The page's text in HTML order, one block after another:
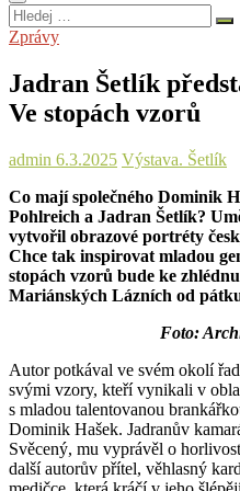
Hledej
…
Zprávy
Jadran Šetlík
Ve stopách vzorů
admin 6.3.2025 Výstava. Šetlík
Co mají společného Dominik
Pohlreich a Jadran Šetlík?
vytvořil obrazové portréty
Chce tak inspirovat mladou
stopách vzorů bude ke
Mariánských Lázních od
Foto:
Autor potkával ve svém okolí
svými vzory, kteří vynikali v
s mladou talentovanou
Dominik Hašek. Jadranův
Svěcený, mu vyprávěl o
další autorův přítel, věhlasný